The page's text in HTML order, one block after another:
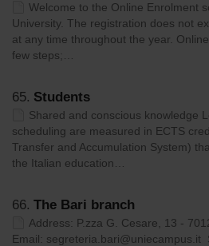
Welcome to the Online Enrolment
University. The registration does not
at any time throughout the year.
few steps;…
65. Students
Shared and conscious knowledge
scheduling are measured in ECTS
Transfer and Accumulation System)
the Italian education…
66. The Bari branch
Address: P.zza G. Cesare, 13 -
Email: segreteria.bari@uniecampus.it